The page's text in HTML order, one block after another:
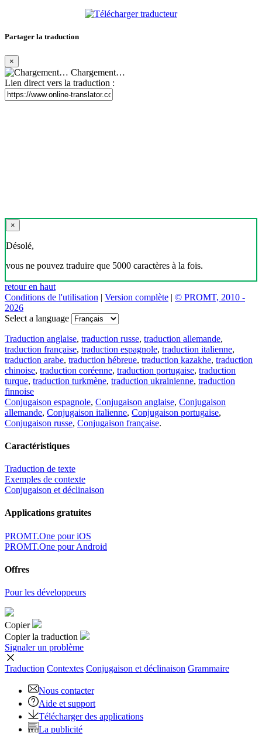
Partager la traduction
×
Chargement…
Lien direct vers la traduction :
×
Désolé,
vous ne pouvez traduire que 5000 caractères à la fois.
retour en haut
Conditions de l'utilisation | Version complète | © PROMT, 2010 -
2026
Select a language
Traduction anglaise, traduction russe, traduction allemande,
traduction française, traduction espagnole, traduction italienne,
traduction arabe, traduction hébreue, traduction kazakhe, traduction
chinoise, traduction coréenne, traduction portugaise, traduction
turque, traduction turkmène, traduction ukrainienne, traduction
finnoise
Conjugaison espagnole, Conjugaison anglaise, Conjugaison
allemande, Conjugaison italienne, Conjugaison portugaise,
Conjugaison russe, Conjugaison française.
Caractéristiques
Traduction de texte
Exemples de contexte
Conjugaison et déclinaison
Applications gratuites
PROMT.One pour iOS
PROMT.One pour Android
Offres
Pour les développeurs
Copier
Copier la traduction
Signaler un problème
Traduction Contextes Conjugaison et déclinaison Grammaire
Nous contacter
Aide et support
Télécharger des applications
La publicité